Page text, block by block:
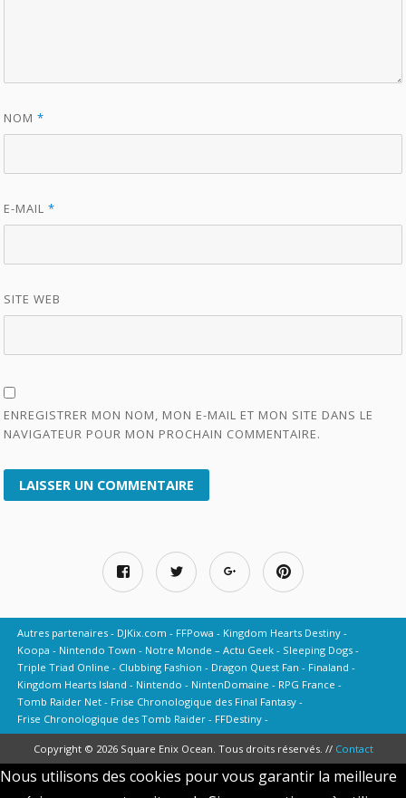
NOM*
E-MAIL*
SITE WEB
ENREGISTRER MON NOM, MON E-MAIL ET MON SITE DANS LE
NAVIGATEUR POUR MON PROCHAIN COMMENTAIRE.
Autres partenaires DJKix.com FFPowa
Kingdom Hearts Destiny
Koopa
Nintendo Town Notre Monde – Actu Geek
Sleeping Dogs
Triple Triad Online
Clubbing Fashion Dragon Quest Fan
Finaland
Kingdom Hearts Island
Nintendo NintenDomaine
RPG France
Tomb Raider Net
Frise Chronologique des Final Fantasy
Frise Chronologique des Tomb Raider
FFDestiny
Copyright © 2026 Square Enix Ocean. Tous droits réservés. // Contact
Nous utilisons des cookies pour vous garantir la meilleure